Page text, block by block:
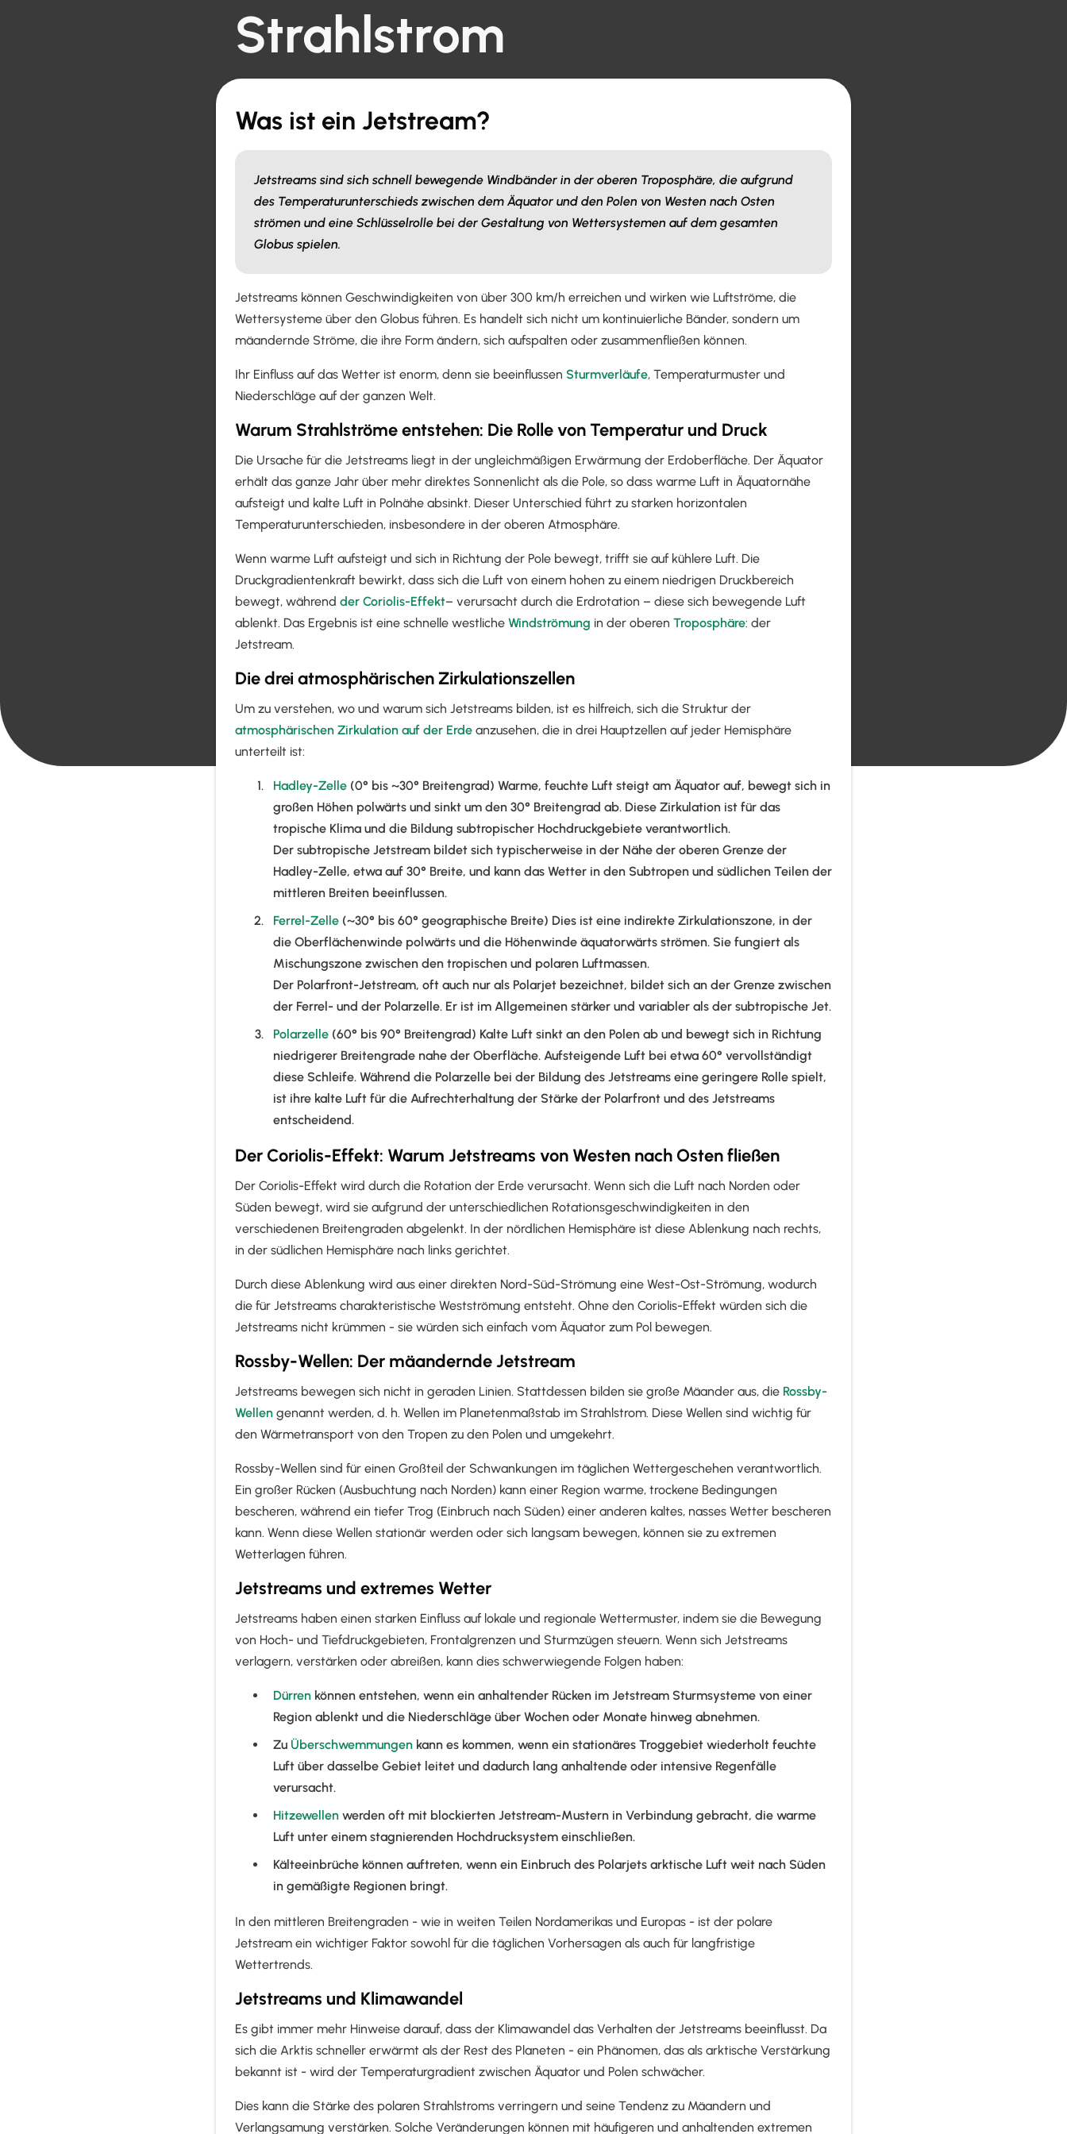
Strahlstrom
Was ist ein Jetstream?
Jetstreams sind sich schnell bewegende Windbänder in der oberen Troposphäre, die aufgrund
des Temperaturunterschieds zwischen dem Äquator und den Polen von Westen nach Osten
strömen und eine Schlüsselrolle bei der Gestaltung von Wettersystemen auf dem gesamten
Globus spielen.
Jetstreams können Geschwindigkeiten von über 300 km/h erreichen und wirken wie Luftströme, die
Wettersysteme über den Globus führen. Es handelt sich nicht um kontinuierliche Bänder, sondern um
mäandernde Ströme, die ihre Form ändern, sich aufspalten oder zusammenfließen können.
Ihr Einfluss auf das Wetter ist enorm, denn sie beeinflussen Sturmverläufe, Temperaturmuster und
Niederschläge auf der ganzen Welt.
Warum Strahlströme entstehen: Die Rolle von Temperatur und Druck
Die Ursache für die Jetstreams liegt in der ungleichmäßigen Erwärmung der Erdoberfläche. Der Äquator
erhält das ganze Jahr über mehr direktes Sonnenlicht als die Pole, so dass warme Luft in Äquatornähe
aufsteigt und kalte Luft in Polnähe absinkt. Dieser Unterschied führt zu starken horizontalen
Temperaturunterschieden, insbesondere in der oberen Atmosphäre.
Wenn warme Luft aufsteigt und sich in Richtung der Pole bewegt, trifft sie auf kühlere Luft. Die
Druckgradientenkraft bewirkt, dass sich die Luft von einem hohen zu einem niedrigen Druckbereich
bewegt, während der Coriolis-Effekt– verursacht durch die Erdrotation – diese sich bewegende Luft
ablenkt. Das Ergebnis ist eine schnelle westliche Windströmung in der oberen Troposphäre: der
Jetstream.
Die drei atmosphärischen Zirkulationszellen
Um zu verstehen, wo und warum sich Jetstreams bilden, ist es hilfreich, sich die Struktur der
atmosphärischen Zirkulation auf der Erde anzusehen, die in drei Hauptzellen auf jeder Hemisphäre
unterteilt ist:
Hadley-Zelle (0° bis ~30° Breitengrad) Warme, feuchte Luft steigt am Äquator auf, bewegt sich in
großen Höhen polwärts und sinkt um den 30° Breitengrad ab. Diese Zirkulation ist für das
tropische Klima und die Bildung subtropischer Hochdruckgebiete verantwortlich.
Der subtropische Jetstream bildet sich typischerweise in der Nähe der oberen Grenze der
Hadley-Zelle, etwa auf 30° Breite, und kann das Wetter in den Subtropen und südlichen Teilen der
mittleren Breiten beeinflussen.
Ferrel-Zelle (~30° bis 60° geographische Breite) Dies ist eine indirekte Zirkulationszone, in der
die Oberflächenwinde polwärts und die Höhenwinde äquatorwärts strömen. Sie fungiert als
Mischungszone zwischen den tropischen und polaren Luftmassen.
Der Polarfront-Jetstream, oft auch nur als Polarjet bezeichnet, bildet sich an der Grenze zwischen
der Ferrel- und der Polarzelle. Er ist im Allgemeinen stärker und variabler als der subtropische Jet.
Polarzelle (60° bis 90° Breitengrad) Kalte Luft sinkt an den Polen ab und bewegt sich in Richtung
niedrigerer Breitengrade nahe der Oberfläche. Aufsteigende Luft bei etwa 60° vervollständigt
diese Schleife. Während die Polarzelle bei der Bildung des Jetstreams eine geringere Rolle spielt,
ist ihre kalte Luft für die Aufrechterhaltung der Stärke der Polarfront und des Jetstreams
entscheidend.
Der Coriolis-Effekt: Warum Jetstreams von Westen nach Osten fließen
Der Coriolis-Effekt wird durch die Rotation der Erde verursacht. Wenn sich die Luft nach Norden oder
Süden bewegt, wird sie aufgrund der unterschiedlichen Rotationsgeschwindigkeiten in den
verschiedenen Breitengraden abgelenkt. In der nördlichen Hemisphäre ist diese Ablenkung nach rechts,
in der südlichen Hemisphäre nach links gerichtet.
Durch diese Ablenkung wird aus einer direkten Nord-Süd-Strömung eine West-Ost-Strömung, wodurch
die für Jetstreams charakteristische Westströmung entsteht. Ohne den Coriolis-Effekt würden sich die
Jetstreams nicht krümmen - sie würden sich einfach vom Äquator zum Pol bewegen.
Rossby-Wellen: Der mäandernde Jetstream
Jetstreams bewegen sich nicht in geraden Linien. Stattdessen bilden sie große Mäander aus, die Rossby-
Wellen genannt werden, d. h. Wellen im Planetenmaßstab im Strahlstrom. Diese Wellen sind wichtig für
den Wärmetransport von den Tropen zu den Polen und umgekehrt.
Rossby-Wellen sind für einen Großteil der Schwankungen im täglichen Wettergeschehen verantwortlich.
Ein großer Rücken (Ausbuchtung nach Norden) kann einer Region warme, trockene Bedingungen
bescheren, während ein tiefer Trog (Einbruch nach Süden) einer anderen kaltes, nasses Wetter bescheren
kann. Wenn diese Wellen stationär werden oder sich langsam bewegen, können sie zu extremen
Wetterlagen führen.
Jetstreams und extremes Wetter
Jetstreams haben einen starken Einfluss auf lokale und regionale Wettermuster, indem sie die Bewegung
von Hoch- und Tiefdruckgebieten, Frontalgrenzen und Sturmzügen steuern. Wenn sich Jetstreams
verlagern, verstärken oder abreißen, kann dies schwerwiegende Folgen haben:
Dürren können entstehen, wenn ein anhaltender Rücken im Jetstream Sturmsysteme von einer
Region ablenkt und die Niederschläge über Wochen oder Monate hinweg abnehmen.
Zu Überschwemmungen kann es kommen, wenn ein stationäres Troggebiet wiederholt feuchte
Luft über dasselbe Gebiet leitet und dadurch lang anhaltende oder intensive Regenfälle
verursacht.
Hitzewellen werden oft mit blockierten Jetstream-Mustern in Verbindung gebracht, die warme
Luft unter einem stagnierenden Hochdrucksystem einschließen.
Kälteeinbrüche können auftreten, wenn ein Einbruch des Polarjets arktische Luft weit nach Süden
in gemäßigte Regionen bringt.
In den mittleren Breitengraden - wie in weiten Teilen Nordamerikas und Europas - ist der polare
Jetstream ein wichtiger Faktor sowohl für die täglichen Vorhersagen als auch für langfristige
Wettertrends.
Jetstreams und Klimawandel
Es gibt immer mehr Hinweise darauf, dass der Klimawandel das Verhalten der Jetstreams beeinflusst. Da
sich die Arktis schneller erwärmt als der Rest des Planeten - ein Phänomen, das als arktische Verstärkung
bekannt ist - wird der Temperaturgradient zwischen Äquator und Polen schwächer.
Dies kann die Stärke des polaren Strahlstroms verringern und seine Tendenz zu Mäandern und
Verlangsamung verstärken. Solche Veränderungen können mit häufigeren und anhaltenden extremen